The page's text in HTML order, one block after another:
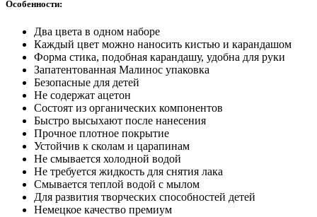
Особенности:
Два цвета в одном наборе
Каждый цвет можно наносить кистью и карандашом
Форма стика, подобная карандашу, удобна для руки
Запатентованная Малинос упаковка
Безопасные для детей
Не содержат ацетон
Состоят из органических компонентов
Быстро высыхают после нанесения
Прочное плотное покрытие
Устойчив к сколам и царапинам
Не смывается холодной водой
Не требуется жидкость для снятия лака
Смывается теплой водой с мылом
Для развития творческих способностей детей
Немецкое качество премиум